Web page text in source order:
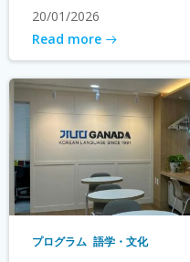
20/01/2026
Read more
プログラム 語学・文化